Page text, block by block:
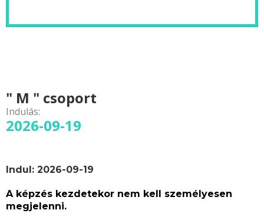
" M " csoport
Indulás:
2026-09-19
Indul: 2026-09-19
A képzés kezdetekor nem kell személyesen
megjelenni.